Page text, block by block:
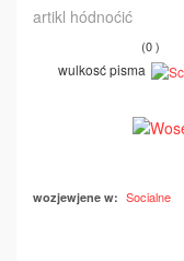
artikl hódnoćić
(0 )
wulkosć pisma
wozjewjene w: Socialne